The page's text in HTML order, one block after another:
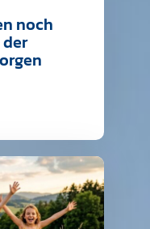
noch